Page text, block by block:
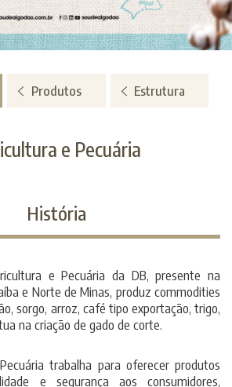
Produtos Estrutura
e Pecuária
História
e Pecuária da DB, presente na
e Norte de Minas, produz commodities
sorgo, arroz, café tipo exportação, trigo,
na criação de gado de corte.
trabalha para oferecer produtos
e segurança aos consumidores,